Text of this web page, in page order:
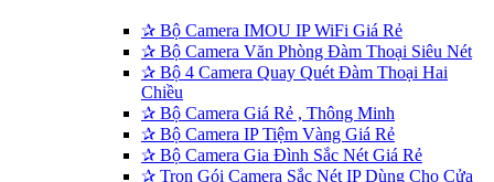
✰ Bộ Camera IMOU IP WiFi Giá Rẻ
✰ Bộ Camera Văn Phòng Đàm Thoại Siêu Nét
✰ Bộ 4 Camera Quay Quét Đàm Thoại Hai
Chiều
✰ Bộ Camera Giá Rẻ , Thông Minh
✰ Bộ Camera IP Tiệm Vàng Giá Rẻ
✰ Bộ Camera Gia Đình Sắc Nét Giá Rẻ
✰ Trọn Gói Camera Sắc Nét IP Dùng Cho Cửa